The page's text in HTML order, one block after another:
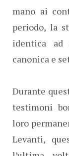
mano ai
periodo, la
identica
canonica e
Durante
testimoni
loro
Levanti,